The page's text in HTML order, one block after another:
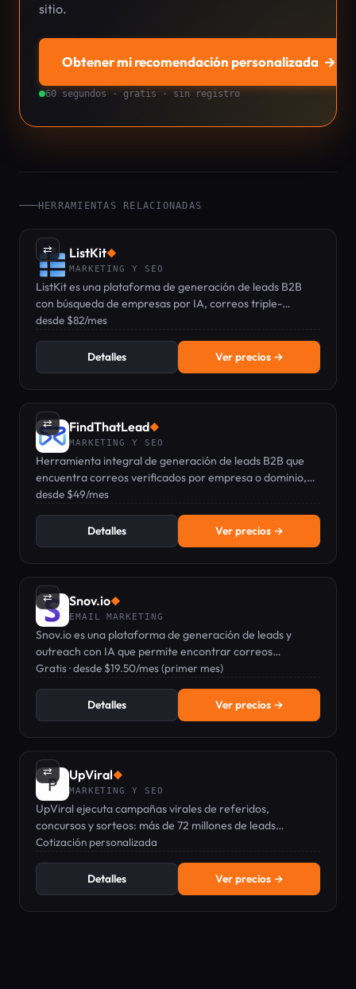
sitio.
Obtener mi recomendación personalizada →
60 segundos · gratis · sin registro
HERRAMIENTAS RELACIONADAS
⇄ ListKit◆
MARKETING Y SEO
ListKit es una plataforma de generación de leads B2B
con búsqueda de empresas por IA, correos triple-
verificados y enriquecimiento — planes desde $82/mes.
desde $82/mes
Detalles Ver precios →
⇄ FindThatLead◆
MARKETING Y SEO
Herramienta integral de generación de leads B2B que
encuentra correos verificados por empresa o dominio,
ejecuta campañas de email en frío y gestiona prospectos
desde $49/mes
Detalles Ver precios →
⇄ Snov.io◆
EMAIL MARKETING
Snov.io es una plataforma de generación de leads y
outreach con IA que permite encontrar correos
verificados y automatizar campañas de email frío y
Gratis · desde $19.50/mes (primer mes)
Detalles Ver precios →
⇄ UpViral◆
MARKETING Y SEO
UpViral ejecuta campañas virales de referidos,
concursos y sorteos: más de 72 millones de leads
generados por más de 32,600 empresas, calificado con
Cotización personalizada
Detalles Ver precios →